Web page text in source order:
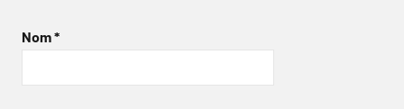
Nom*